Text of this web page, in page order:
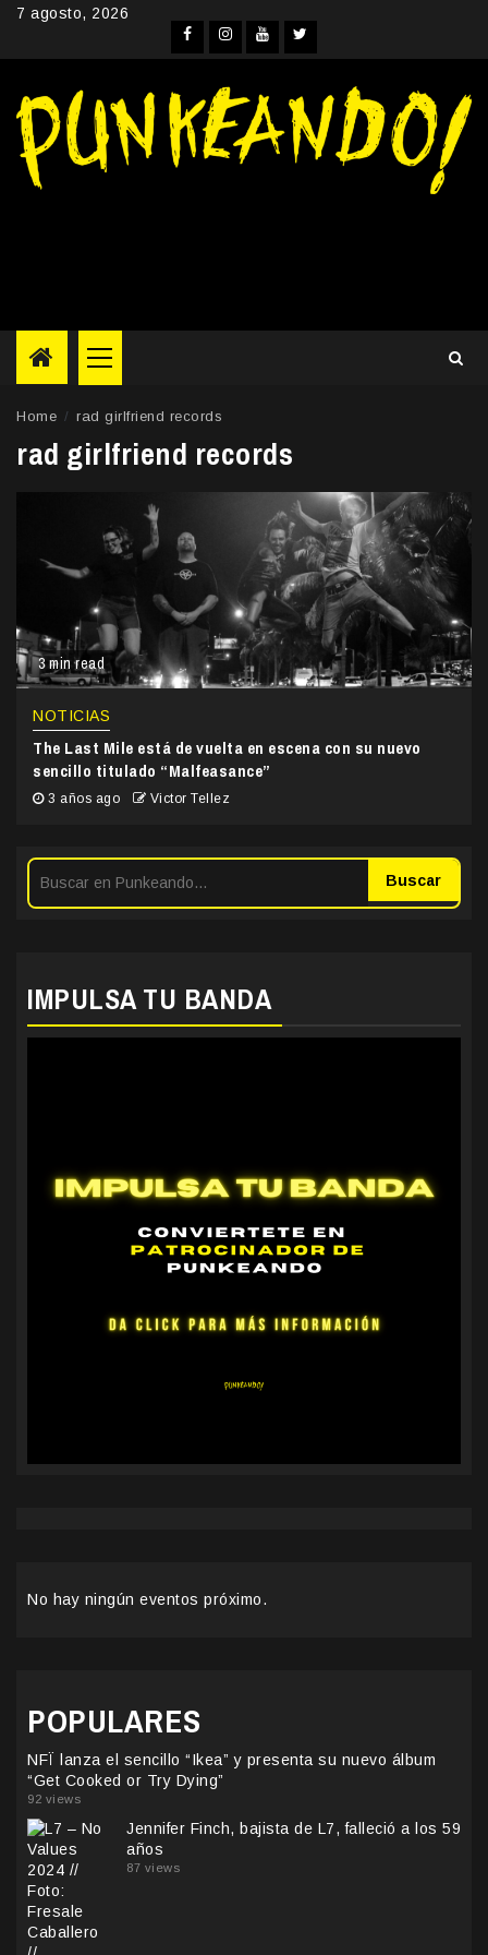
Skip7 agosto, 2026
Facebook
Instagram
YouTube
Twitter
Primary
Menu
Home rad girlfriend records
rad girlfriend records
3 min read
NOTICIAS
The Last Mile está de vuelta en escena con su nuevo
sencillo titulado “Malfeasance”
3 años ago Victor Tellez
Buscar
IMPULSA TU BANDA
No hay ningún eventos próximo.
POPULARES
NFÏ lanza el sencillo “Ikea” y presenta su nuevo álbum
“Get Cooked or Try Dying”
92 views
Jennifer Finch, bajista de L7, falleció a los 59
años
87 views